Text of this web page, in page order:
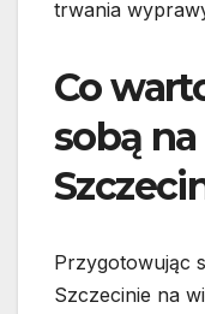
trwania
Co
sobą
Przygotowując
Szczecinie na